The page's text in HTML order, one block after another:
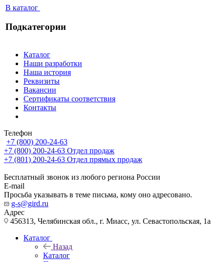
В каталог
Подкатегории
Каталог
Наши разработки
Наша история
Реквизиты
Вакансии
Сертификаты соответствия
Контакты
Телефон
+7 (800) 200-24-63
+7 (800) 200-24-63 Отдел продаж
+7 (801) 200-24-63 Отдел прямых продаж
Бесплатный звонок из любого региона России
E-mail
Просьба указывать в теме письма, кому оно адресовано.
g-s@gird.ru
Адрес
456313, Челябинская обл., г. Миасс, ул. Севастопольская, 1а
Каталог
Назад
Каталог